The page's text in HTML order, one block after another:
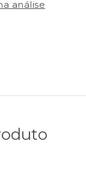
análise